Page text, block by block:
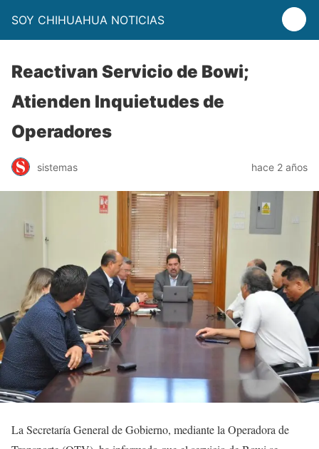
SOY CHIHUAHUA NOTICIAS
Reactivan Servicio de Bowi;
Atienden Inquietudes de
Operadores
sistemas hace 2 años
La Secretaría General de Gobierno, mediante la Operadora de